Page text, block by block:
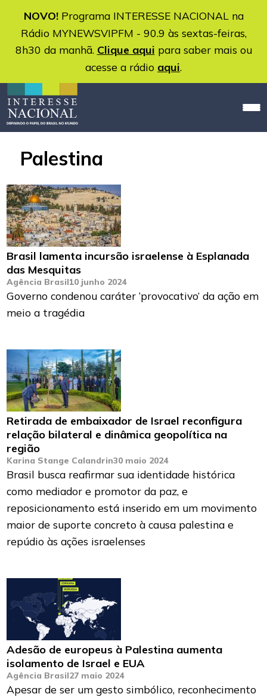
NOVO!Programa INTERESSE NACIONAL na
Rádio MYNEWSVIPFM - 90.9 às sextas-feiras,
8h30 da manhã. Clique aqui para saber mais ou
acesse a rádio aqui.
Palestina
Brasil lamenta incursão israelense à Esplanada
das Mesquitas
Agência Brasil10 junho 2024
Governo condenou caráter ‘provocativo’ da ação em
meio a tragédia
Retirada de embaixador de Israel reconfigura
relação bilateral e dinâmica geopolítica na
região
Karina Stange Calandrin30 maio 2024
Brasil busca reafirmar sua identidade histórica
como mediador e promotor da paz, e
reposicionamento está inserido em um movimento
maior de suporte concreto à causa palestina e
repúdio às ações israelenses
Adesão de europeus à Palestina aumenta
isolamento de Israel e EUA
Agência Brasil27 maio 2024
Apesar de ser um gesto simbólico, reconhecimento